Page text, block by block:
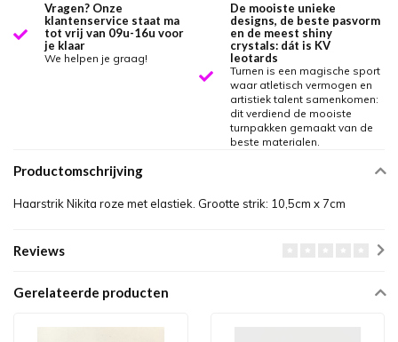
Vragen? Onze
klantenservice staat ma
tot vrij van 09u-16u voor
je klaar
We helpen je graag!
De mooiste unieke
designs, de beste pasvorm
en de meest shiny
crystals: dát is KV
leotards
Turnen is een magische sport
waar atletisch vermogen en
artistiek talent samenkomen:
dit verdiend de mooiste
turnpakken gemaakt van de
beste materialen.
Productomschrijving
Haarstrik Nikita roze met elastiek. Grootte strik: 10,5cm x 7cm
Reviews
Gerelateerde producten